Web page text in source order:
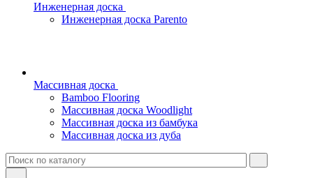
Инженерная доска
Инженерная доска Parento
Массивная доска
Bamboo Flooring
Массивная доска Woodlight
Массивная доска из бамбука
Массивная доска из дуба